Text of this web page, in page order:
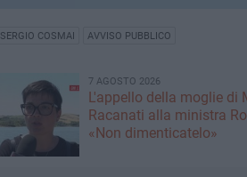
SERGIO COSMAI AVVISO PUBBLICO
7 AGOSTO 2026
L'appello della moglie di
Racanati alla ministra
«Non dimenticatelo»